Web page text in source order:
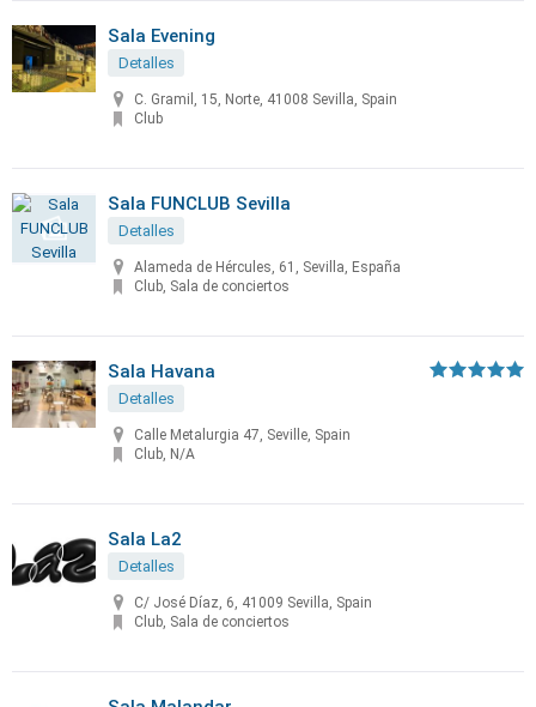
Sala Evening
Detalles
C. Gramil, 15, Norte, 41008 Sevilla, Spain
Club
Sala FUNCLUB Sevilla
Detalles
Alameda de Hércules, 61, Sevilla, España
Club, Sala de conciertos
Sala Havana
Detalles
Calle Metalurgia 47, Seville, Spain
Club, N/A
Sala La2
Detalles
C/ José Díaz, 6, 41009 Sevilla, Spain
Club, Sala de conciertos